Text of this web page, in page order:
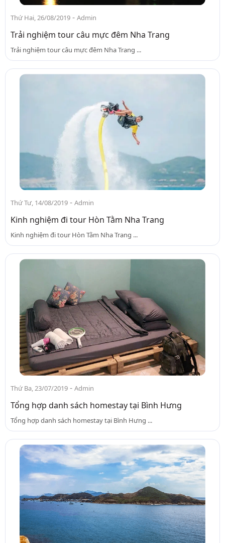
Thứ Hai, 26/08/2019 - Admin
Trải nghiệm tour câu mực đêm Nha Trang
Trải nghiệm tour câu mực đêm Nha Trang ...
Thứ Tư, 14/08/2019 - Admin
Kinh nghiệm đi tour Hòn Tằm Nha Trang
Kinh nghiệm đi tour Hòn Tằm Nha Trang ...
Thứ Ba, 23/07/2019 - Admin
Tổng hợp danh sách homestay tại Bình Hưng
Tổng hợp danh sách homestay tại Bình Hưng ...